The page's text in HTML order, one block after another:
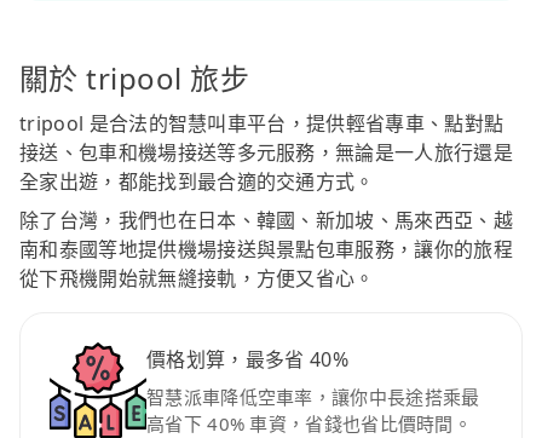
關於 tripool 旅步
tripool 是合法的智慧叫車平台，提供輕省專車、點對點
接送、包車和機場接送等多元服務，無論是一人旅行還是
全家出遊，都能找到最合適的交通方式。
除了台灣，我們也在日本、韓國、新加坡、馬來西亞、越
南和泰國等地提供機場接送與景點包車服務，讓你的旅程
從下飛機開始就無縫接軌，方便又省心。
價格划算，最多省 40%
智慧派車降低空車率，讓你中長途搭乘最
高省下 40% 車資，省錢也省比價時間。